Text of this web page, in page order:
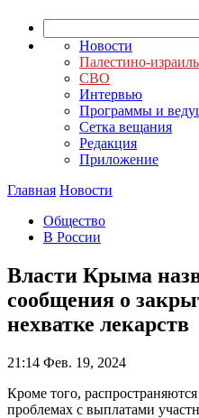
Новости
Палестино-
СВО
Интервью
Программы и
Сетка вещания
Редакция
Приложение
Главная Новости
Общество
В России
Власти Крыма
сообщения о
нехватке лекарств
21:14 Фев. 19, 2024
Кроме того,
проблемах с выплатами